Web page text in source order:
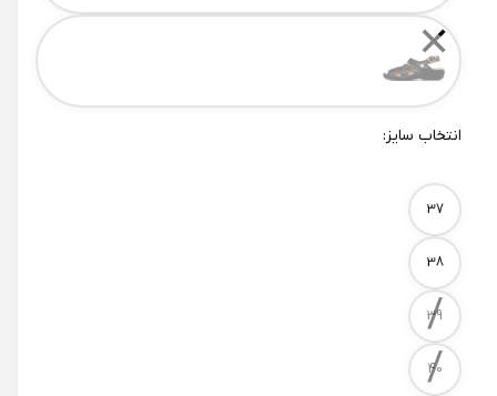
✕
انتخاب سایز:
Size
/
/